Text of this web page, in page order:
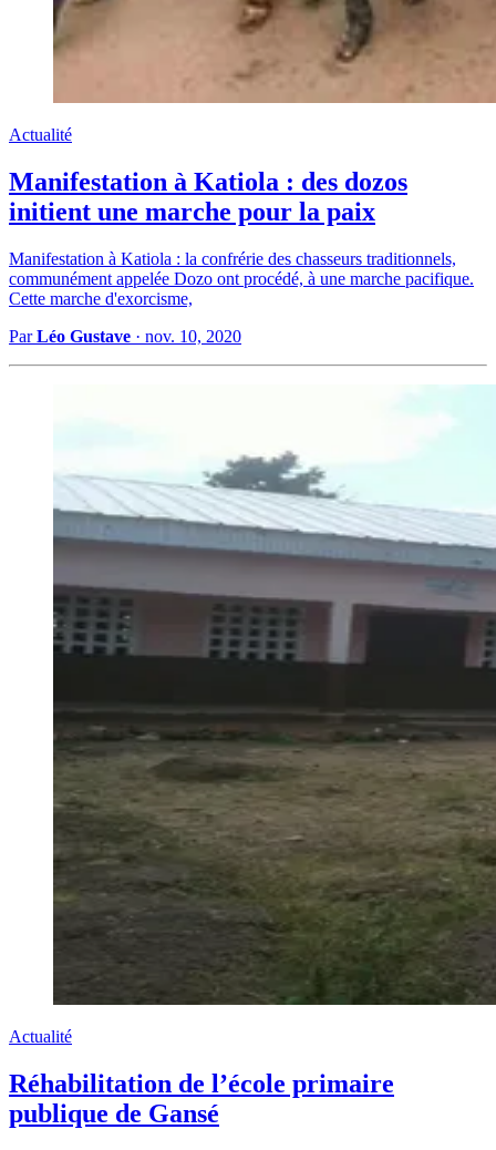
Actualité
Manifestation à Katiola : des dozos
initient une marche pour la paix
Manifestation à Katiola : la confrérie des chasseurs traditionnels,
communément appelée Dozo ont procédé, à une marche pacifique.
Cette marche d'exorcisme,
ParLéo Gustave · nov. 10, 2020
Actualité
Réhabilitation de l’école primaire
publique de Gansé